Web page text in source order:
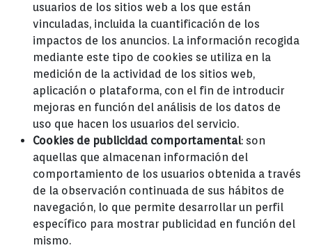
usuarios de los sitios web a los que están
vinculadas, incluida la cuantificación de los
impactos de los anuncios. La información recogida
mediante este tipo de cookies se utiliza en la
medición de la actividad de los sitios web,
aplicación o plataforma, con el fin de introducir
mejoras en función del análisis de los datos de
uso que hacen los usuarios del servicio.
Cookies de publicidad comportamental: son
aquellas que almacenan información del
comportamiento de los usuarios obtenida a través
de la observación continuada de sus hábitos de
navegación, lo que permite desarrollar un perfil
específico para mostrar publicidad en función del
mismo.